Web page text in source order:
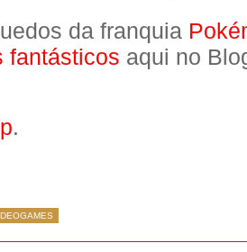
da franquia
fantásticos aqui no
.